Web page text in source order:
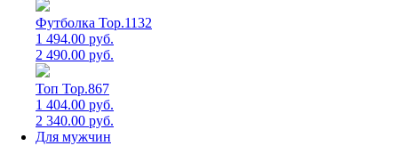
Футболка Top.1132
1 494.00 руб.
2 490.00 руб.
Топ Top.867
1 404.00 руб.
2 340.00 руб.
Для мужчин